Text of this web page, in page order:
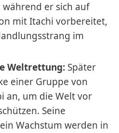
während er sich auf
mit Itachi vorbereitet,
im
Weltrettung: Später
einer Gruppe von
an, um die Welt vor
Seine
Wachstum werden in